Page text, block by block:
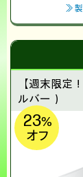
≫ 製
【週末限定！
ルバー）
23%
オフ